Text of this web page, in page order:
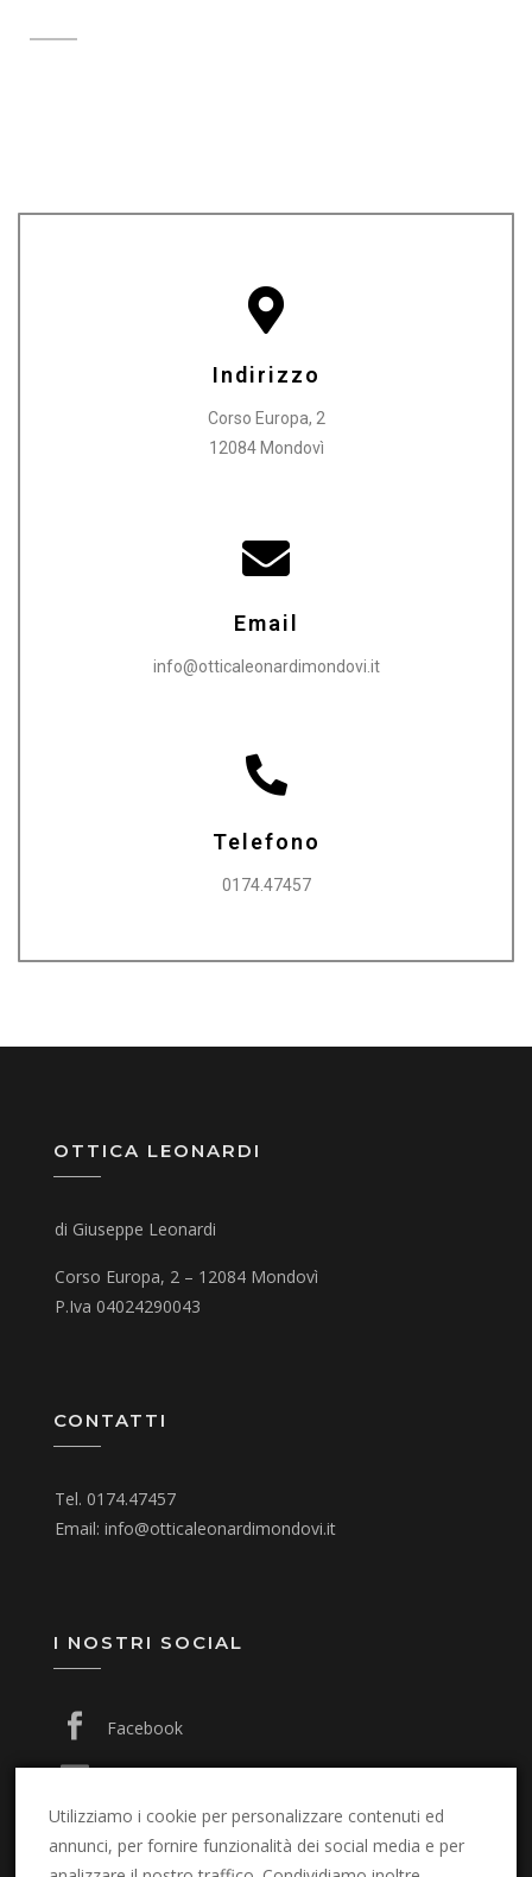
Indirizzo
Corso Europa, 2
12084 Mondovì
Email
info@otticaleonardimondovi.it
Telefono
0174.47457
OTTICA LEONARDI
di Giuseppe Leonardi
Corso Europa, 2 – 12084 Mondovì
P.Iva 04024290043
CONTATTI
Tel. 0174.47457
Email: info@otticaleonardimondovi.it
I NOSTRI SOCIAL
Facebook
Utilizziamo i cookie per personalizzare contenuti ed
annunci, per fornire funzionalità dei social media e per